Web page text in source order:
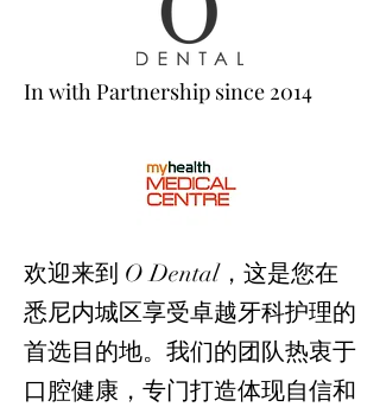
In with Partnership since 2014
欢迎来到 O Dental，这是您在
悉尼内城区享受卓越牙科护理的
首选目的地。我们的团队热衷于
口腔健康，专门打造体现自信和